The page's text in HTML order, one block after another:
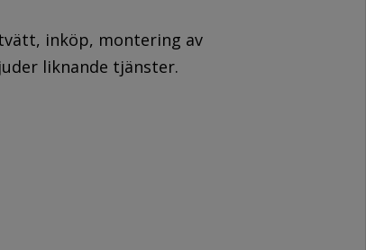
inköp, montering av
liknande tjänster.